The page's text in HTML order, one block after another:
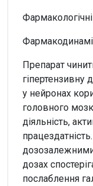
Препарат
у нейронах
головного
діяльність,
дозах
послаблення